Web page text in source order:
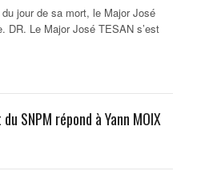
jour de sa mort, le Major José
DR. Le Major José TESAN s’est
SNPM répond à Yann MOIX